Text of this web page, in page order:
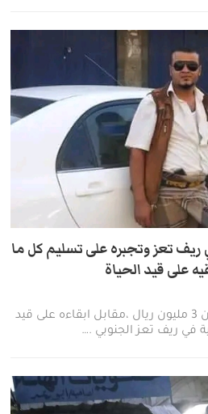
تعز وتجبره على تسليم كل ما
على قيد الحياة
أفتداء مواطن نفسة باكثر من 3 مليون ريال ،مقابل ابقاءه على قيد
في ريف تعز الجنوبي .…